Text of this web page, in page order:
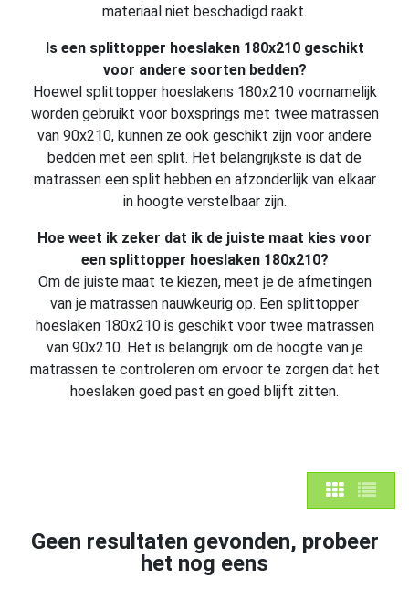
materiaal niet beschadigd raakt.
Is een splittopper hoeslaken 180x210 geschikt
voor andere soorten bedden?
Hoewel splittopper hoeslakens 180x210 voornamelijk
worden gebruikt voor boxsprings met twee matrassen
van 90x210, kunnen ze ook geschikt zijn voor andere
bedden met een split. Het belangrijkste is dat de
matrassen een split hebben en afzonderlijk van elkaar
in hoogte verstelbaar zijn.
Hoe weet ik zeker dat ik de juiste maat kies voor
een splittopper hoeslaken 180x210?
Om de juiste maat te kiezen, meet je de afmetingen
van je matrassen nauwkeurig op. Een splittopper
hoeslaken 180x210 is geschikt voor twee matrassen
van 90x210. Het is belangrijk om de hoogte van je
matrassen te controleren om ervoor te zorgen dat het
hoeslaken goed past en goed blijft zitten.
Geen resultaten gevonden, probeer
het nog eens